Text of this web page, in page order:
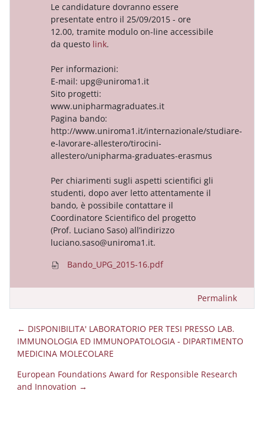
Le candidature dovranno essere
presentate entro il 25/09/2015 - ore
12.00, tramite modulo on-line accessibile
da questo link.
Per informazioni:
E-mail: upg@uniroma1.it
Sito progetti:
www.unipharmagraduates.it
Pagina bando:
http://www.uniroma1.it/internazionale/studiare-
e-lavorare-allestero/tirocini-
allestero/unipharma-graduates-erasmus
Per chiarimenti sugli aspetti scientifici gli
studenti, dopo aver letto attentamente il
bando, è possibile contattare il
Coordinatore Scientifico del progetto
(Prof. Luciano Saso) all’indirizzo
luciano.saso@uniroma1.it.
Bando_UPG_2015-16.pdf
Permalink
← DISPONIBILITA' LABORATORIO PER TESI PRESSO LAB.
IMMUNOLOGIA ED IMMUNOPATOLOGIA - DIPARTIMENTO
MEDICINA MOLECOLARE
European Foundations Award for Responsible Research
and Innovation →